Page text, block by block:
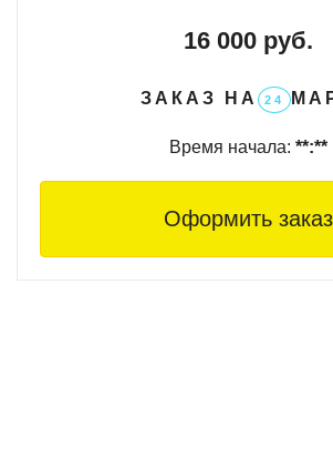
ДОТы и береговые батареи —
обороны побережья в прошлых
Елизаветинский форт
один из самых впечатляющих
памятник императрице Елизавете
БАЛТИЙСКАЯ КОСА
16 000 руб.
ЗАКАЗ НА 24
Время начала: **:**
Оформить заказ